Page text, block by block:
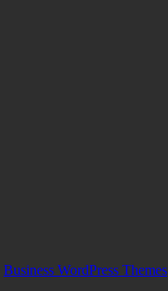
Business WordPress Themes